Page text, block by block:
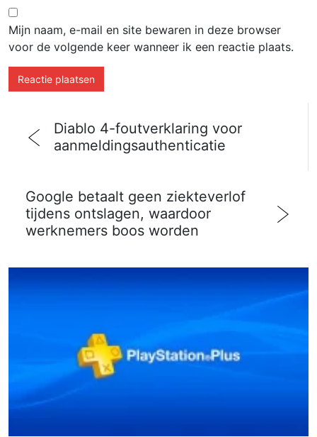
Mijn naam, e-mail en site bewaren in deze browser
voor de volgende keer wanneer ik een reactie plaats.
Diablo 4-foutverklaring voor
aanmeldingsauthenticatie
Google betaalt geen ziekteverlof
tijdens ontslagen, waardoor
werknemers boos worden